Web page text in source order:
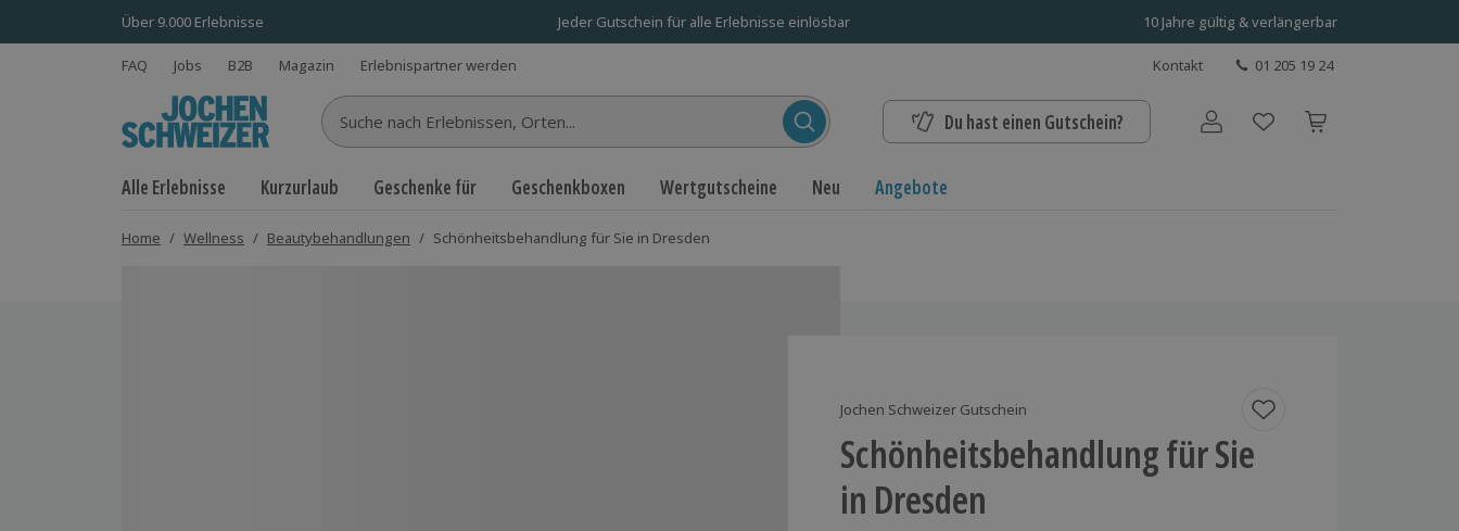
Über 9.000 Erlebnisse Jeder Gutschein für alle Erlebnisse einlösbar 10 Jahre gültig & verlängerbar
FAQ Jobs B2B Magazin Erlebnispartner werden Kontakt 01 205 19 24
Suche nach Erlebnissen... Du hast einen Gutschein? Benutzerkonto
Alle Erlebnisse Kurzurlaub Geschenke für Geschenkboxen Wertgutscheine Neu Angebote
Home / Wellness / Beautybehandlungen / Schönheitsbehandlung für Sie in Dresden
Jochen Schweizer Gutschein
Schönheitsbehandlung für Sie
in Dresden